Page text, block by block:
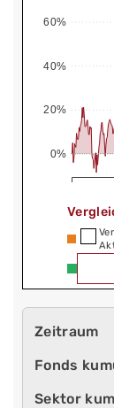
0%
20%
40%
60%